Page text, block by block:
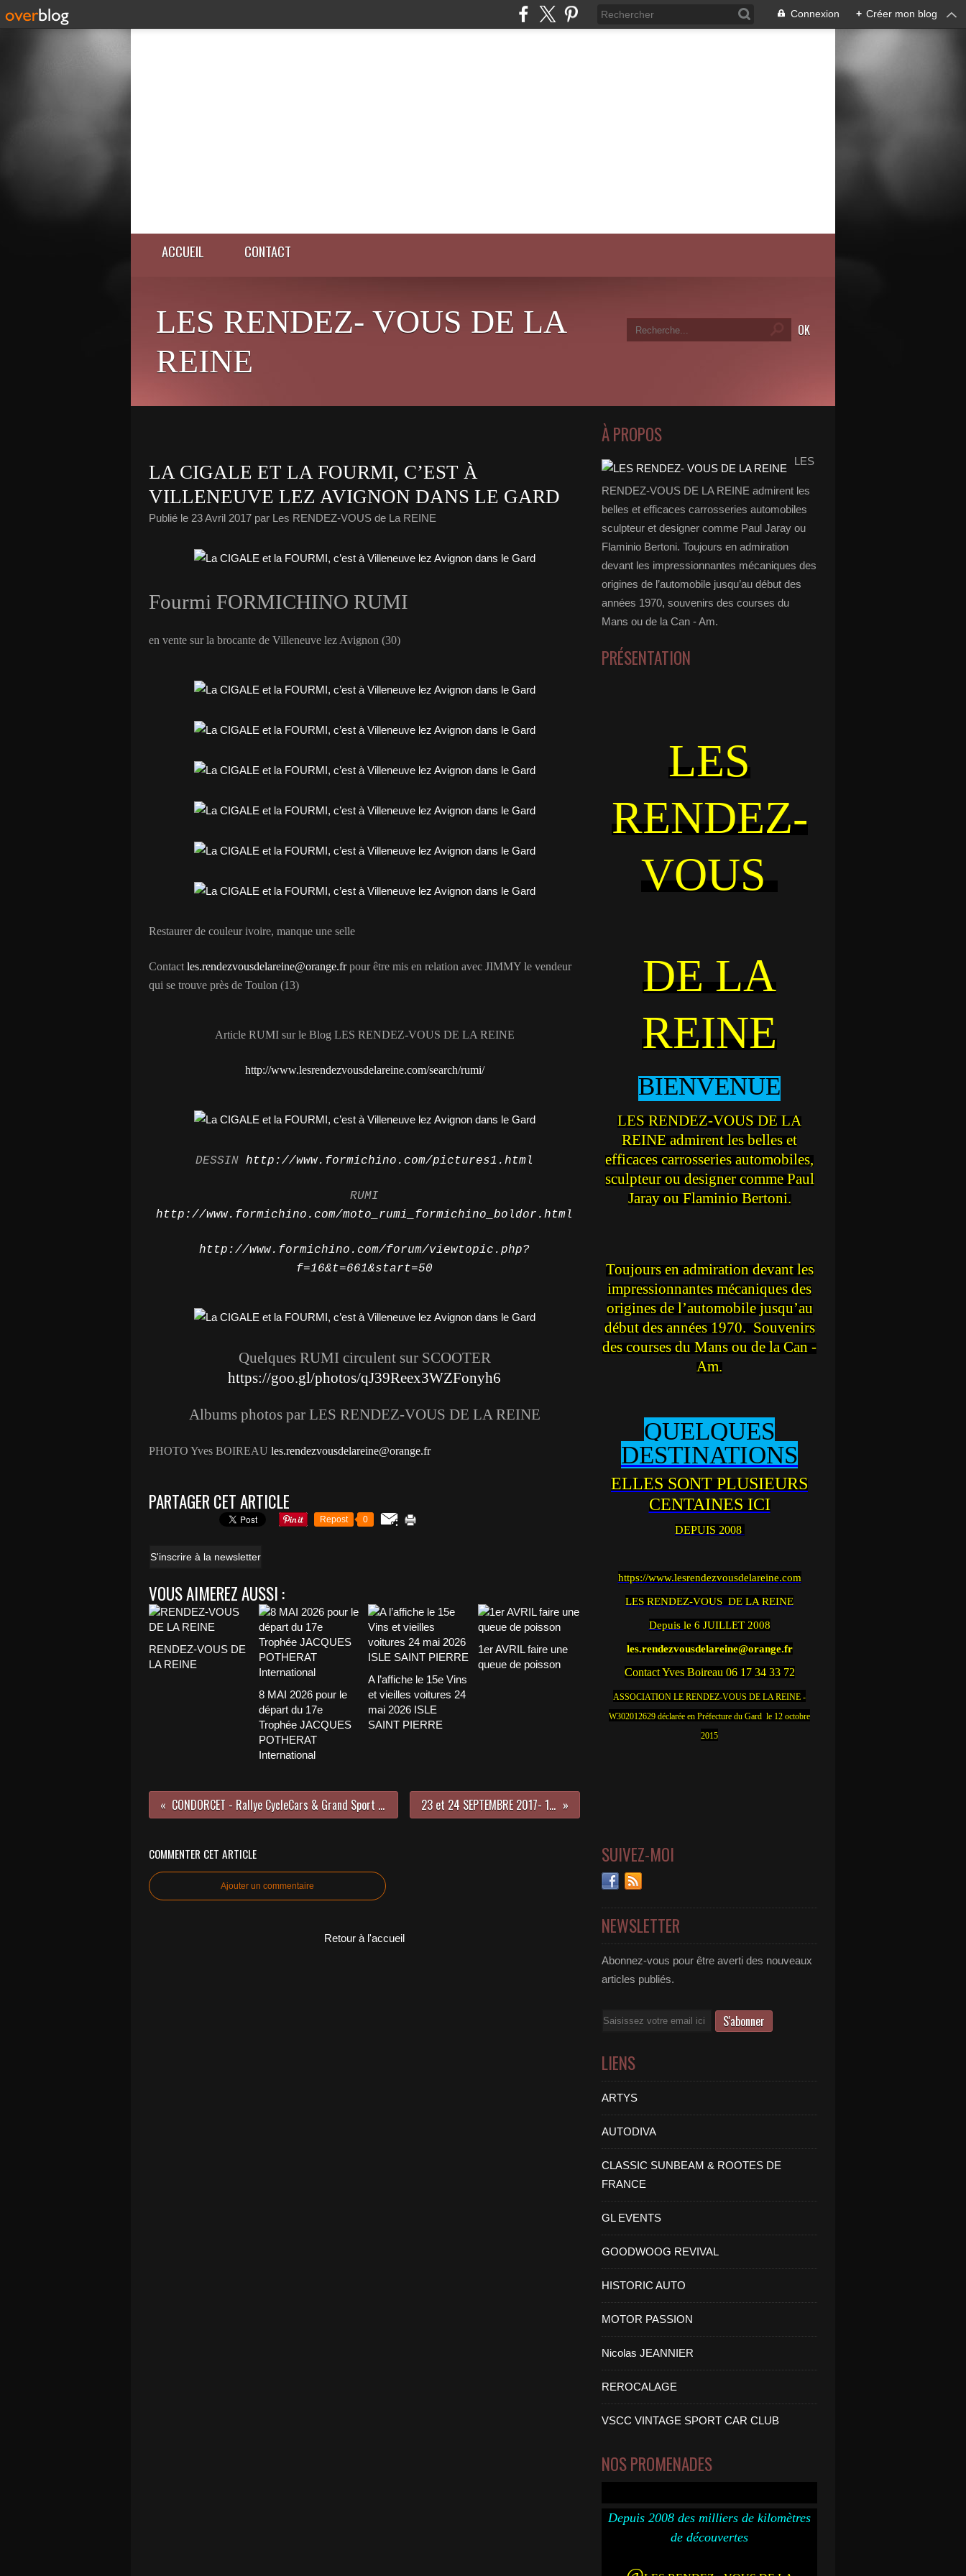
Connexion + Créer mon blog
ACCUEIL CONTACT
LES RENDEZ- VOUS DE LA
REINE
LA CIGALE ET LA FOURMI, C’EST À
VILLENEUVE LEZ AVIGNON DANS LE GARD
Publié le 23 Avril 2017 par Les RENDEZ-VOUS de La REINE
Fourmi FORMICHINO RUMI
en vente sur la brocante de Villeneuve lez Avignon (30)
Restaurer de couleur ivoire, manque une selle
Contact les.rendezvousdelareine@orange.frpour être mis en relation avec JIMMY le vendeur
qui se trouve près de Toulon (13)
Article RUMI sur le Blog LES RENDEZ-VOUS DE LA REINE
http://www.lesrendezvousdelareine.com/search/rumi/
DESSIN http://www.formichino.com/pictures1.html
RUMI
http://www.formichino.com/moto_rumi_formichino_boldor.html
http://www.formichino.com/forum/viewtopic.php?
f=16&t=661&start=50
Quelques RUMI circulent sur SCOOTER
https://goo.gl/photos/qJ39Reex3WZFonyh6
Albums photos par LES RENDEZ-VOUS DE LA REINE
PHOTO Yves BOIREAU les.rendezvousdelareine@orange.fr
PARTAGER CET ARTICLE
Repost 0
S'inscrire à la newsletter
VOUS AIMEREZ AUSSI :
RENDEZ-VOUS DE
LA REINE
8 MAI 2026 pour le
départ du 17e
Trophée JACQUES
POTHERAT
International
A l’affiche le 15e Vins
et vieilles voitures 24
mai 2026 ISLE
SAINT PIERRE
1er AVRIL faire une
queue de poisson
CONDORCET - Rallye CycleCars & Grand Sport - 15 & 16 AVRIL 2017 près de Nyons dans la Drôme(26) 23 et 24 SEPTEMBRE 2017- 10ème Entente Cordiale à la Rochelle
COMMENTER CET ARTICLE
Ajouter un commentaire
Retour à l'accueil
À PROPOS
LES
RENDEZ-VOUS DE LA REINE admirent les
belles et efficaces carrosseries automobiles
sculpteur et designer comme Paul Jaray ou
Flaminio Bertoni. Toujours en admiration
devant les impressionnantes mécaniques des
origines de l’automobile jusqu’au début des
années 1970, souvenirs des courses du
Mans ou de la Can - Am.
PRÉSENTATION
LES
RENDEZ-
VOUS
DE LA
REINE
BIENVENUE
LES RENDEZ-VOUS DE LA
REINE admirent les belles et
efficaces carrosseries automobiles,
sculpteur ou designer comme Paul
Jaray ou Flaminio Bertoni.
Toujours en admiration devant les
impressionnantes mécaniques des
origines de l’automobile jusqu’au
début des années 1970. Souvenirs
des courses du Mans ou de la Can -
Am.
QUELQUES
DESTINATIONS
ELLES SONT PLUSIEURS
CENTAINES ICI
DEPUIS 2008
https://www.lesrendezvousdelareine.com
LES RENDEZ-VOUS DE LA REINE
Depuis le 6 JUILLET 2008
les.rendezvousdelareine@orange.fr
Contact Yves Boireau 06 17 34 33 72
ASSOCIATION LE RENDEZ-VOUS DE LA REINE -
W302012629 déclarée en Préfecture du Gard le 12 octobre
2015
SUIVEZ-MOI
NEWSLETTER
Abonnez-vous pour être averti des nouveaux
articles publiés.
Email
LIENS
ARTYS
AUTODIVA
CLASSIC SUNBEAM & ROOTES DE
FRANCE
GL EVENTS
GOODWOOG REVIVAL
HISTORIC AUTO
MOTOR PASSION
Nicolas JEANNIER
REROCALAGE
VSCC VINTAGE SPORT CAR CLUB
NOS PROMENADES
Depuis 2008 des milliers de kilomètres
de découvertes